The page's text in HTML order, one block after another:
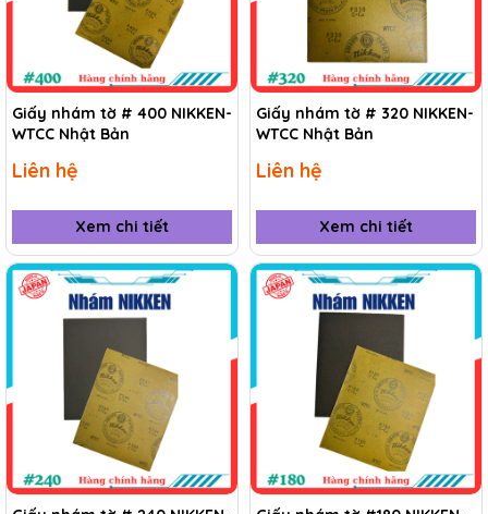
Giấy nhám tờ # 400 NIKKEN-
WTCC Nhật Bản
Liên hệ
Xem chi tiết
Giấy nhám tờ # 320 NIKKEN-
WTCC Nhật Bản
Liên hệ
Xem chi tiết